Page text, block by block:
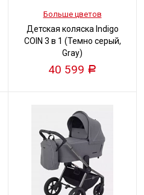
Больше цветов
Детская коляска Indigo
COIN 3 в 1 (Темно серый,
Gray)
40 599 Р